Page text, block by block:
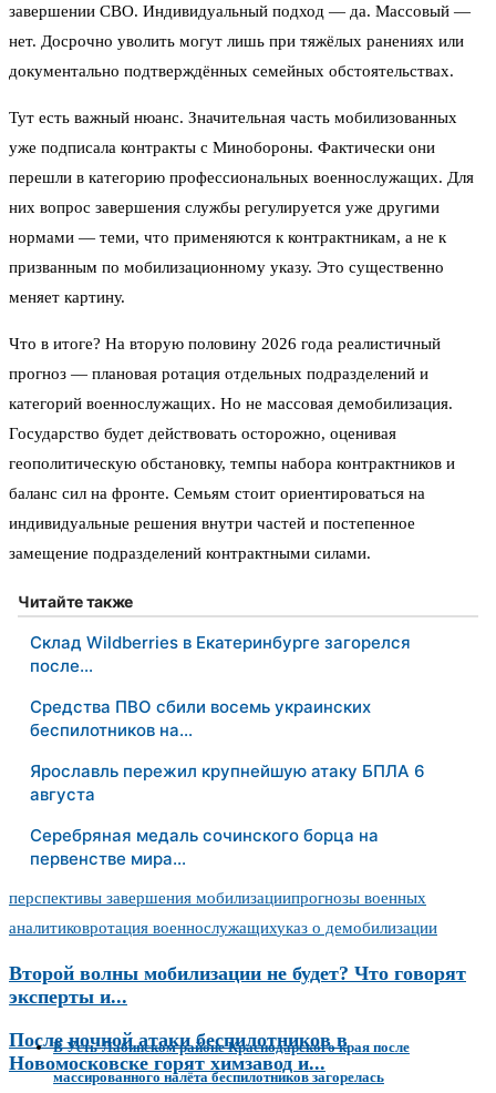
завершении СВО. Индивидуальный подход — да. Массовый —
нет. Досрочно уволить могут лишь при тяжёлых ранениях или
документально подтверждённых семейных обстоятельствах.
Тут есть важный нюанс. Значительная часть мобилизованных
уже подписала контракты с Минобороны. Фактически они
перешли в категорию профессиональных военнослужащих. Для
них вопрос завершения службы регулируется уже другими
нормами — теми, что применяются к контрактникам, а не к
призванным по мобилизационному указу. Это существенно
меняет картину.
Что в итоге? На вторую половину 2026 года реалистичный
прогноз — плановая ротация отдельных подразделений и
категорий военнослужащих. Но не массовая демобилизация.
Государство будет действовать осторожно, оценивая
геополитическую обстановку, темпы набора контрактников и
баланс сил на фронте. Семьям стоит ориентироваться на
индивидуальные решения внутри частей и постепенное
замещение подразделений контрактными силами.
Читайте также
Склад Wildberries в Екатеринбурге загорелся
после…
Средства ПВО сбили восемь украинских
беспилотников на…
Ярославль пережил крупнейшую атаку БПЛА 6
августа
Серебряная медаль сочинского борца на
первенстве мира…
перспективы завершения мобилизациипрогнозы военных
аналитиковротация военнослужащихуказ о демобилизации
Второй волны мобилизации не будет? Что говорят
эксперты и...
После ночной атаки беспилотников в
Новомосковске горят химзавод и...
В Усть-Лабинском районе Краснодарского края после
массированного налёта беспилотников загорелась